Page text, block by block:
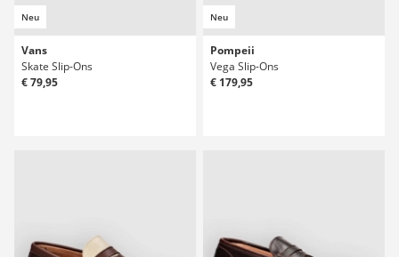
Neu
Vans
Skate Slip-Ons
€ 79,95
Neu
Pompeii
Vega Slip-Ons
€ 179,95